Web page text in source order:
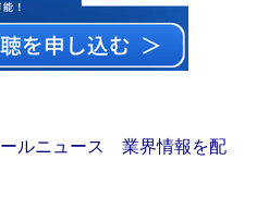
ルニュース 業界情報を配